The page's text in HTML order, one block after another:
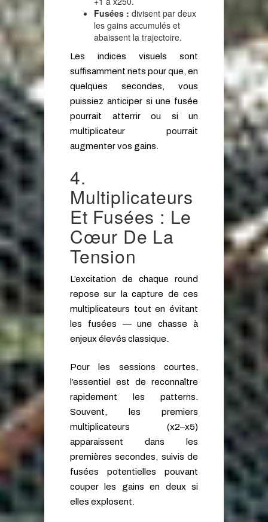
Fusées : divisent par deux
les gains accumulés et
abaissent la trajectoire.
Les indices visuels sont
suffisamment nets pour que, en
quelques secondes, vous
puissiez anticiper si une fusée
pourrait atterrir ou si un
multiplicateur pourrait
augmenter vos gains.
4.
Multiplicateurs
Et Fusées : Le
Cœur De La
Tension
L’excitation de chaque round
repose sur la capture de ces
multiplicateurs tout en évitant
les fusées — une chasse à
enjeux élevés classique.
Pour les sessions courtes,
l’essentiel est de reconnaître
rapidement les patterns.
Souvent, les premiers
multiplicateurs (x2–x5)
apparaissent dans les
premières secondes, suivis de
fusées potentielles pouvant
couper les gains en deux si
elles explosent.